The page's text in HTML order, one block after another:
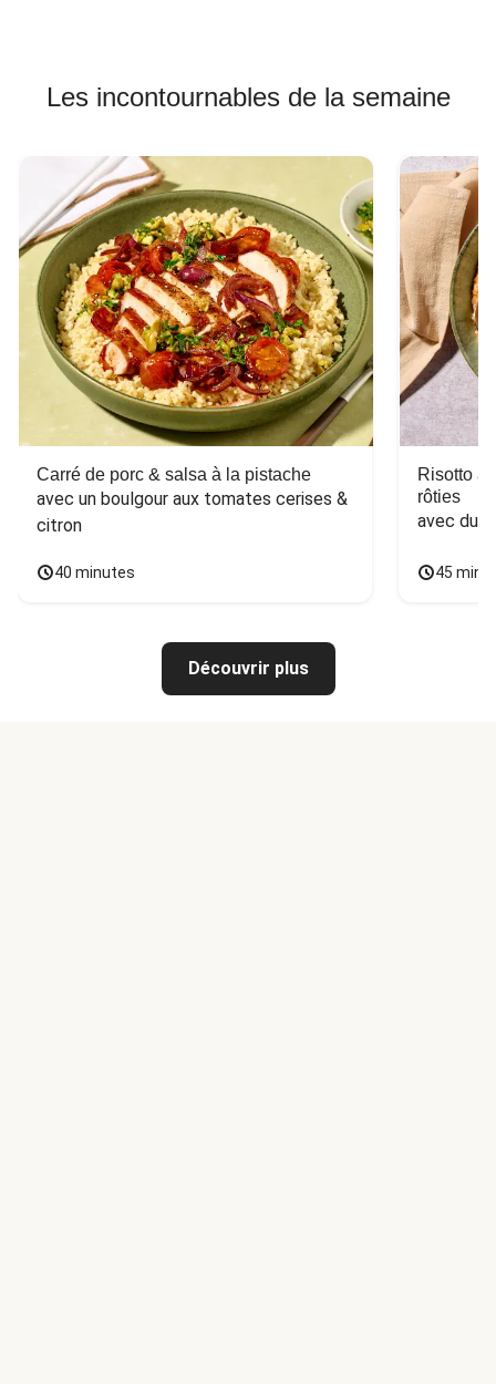
Les incontournables de la semaine
Carré de porc & salsa à la pistache
avec un boulgour aux tomates cerises &
citron
40 minutes
Risotto
rôties
avec du
45
Découvrir plus